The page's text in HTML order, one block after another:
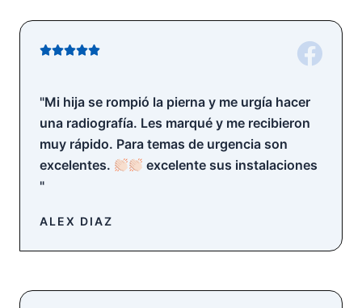
V
o
r
a
d
o
"Mi hija se rompió la pierna y me urgía hacer
una radiografía. Les marqué y me recibieron
muy rápido. Para temas de urgencia son
excelentes.
excelente sus instalaciones
"
ALEX DIAZ